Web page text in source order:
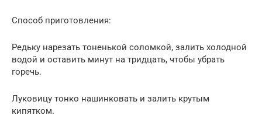
Способ приготовления:
Редьку нарезать тоненькой соломкой, залить холодной
водой и оставить минут на тридцать, чтобы убрать
горечь.
Луковицу тонко нашинковать и залить крутым
кипятком.